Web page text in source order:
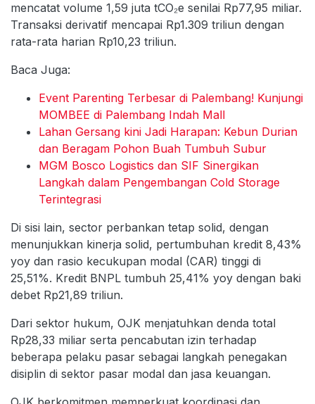
mencatat volume 1,59 juta tCO₂e senilai Rp77,95 miliar.
Transaksi derivatif mencapai Rp1.309 triliun dengan
rata-rata harian Rp10,23 triliun.
Baca Juga:
Event Parenting Terbesar di Palembang! Kunjungi
MOMBEE di Palembang Indah Mall
Lahan Gersang kini Jadi Harapan: Kebun Durian
dan Beragam Pohon Buah Tumbuh Subur
MGM Bosco Logistics dan SIF Sinergikan
Langkah dalam Pengembangan Cold Storage
Terintegrasi
Di sisi lain, sector perbankan tetap solid, dengan
menunjukkan kinerja solid, pertumbuhan kredit 8,43%
yoy dan rasio kecukupan modal (CAR) tinggi di
25,51%. Kredit BNPL tumbuh 25,41% yoy dengan baki
debet Rp21,89 triliun.
Dari sektor hukum, OJK menjatuhkan denda total
Rp28,33 miliar serta pencabutan izin terhadap
beberapa pelaku pasar sebagai langkah penegakan
disiplin di sektor pasar modal dan jasa keuangan.